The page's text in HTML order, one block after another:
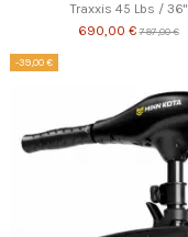
Traxxis 45 Lbs / 36"
690,00 €797,00 €
-39,00 €